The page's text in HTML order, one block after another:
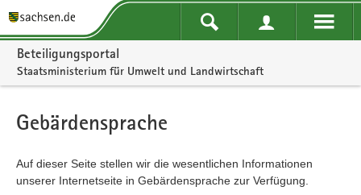
Portalnavigation
Beteiligungsportal
Staatsministerium für Umwelt und Landwirtschaft
Gebärdensprache
Auf dieser Seite stellen wir die wesentlichen Informationen
unserer Internetseite in Gebärdensprache zur Verfügung.